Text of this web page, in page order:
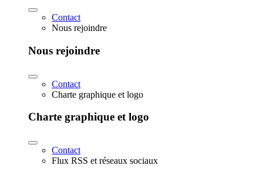
Contact
Nous rejoindre
Nous rejoindre
Contact
Charte graphique et logo
Charte graphique et logo
Contact
Flux RSS et réseaux sociaux